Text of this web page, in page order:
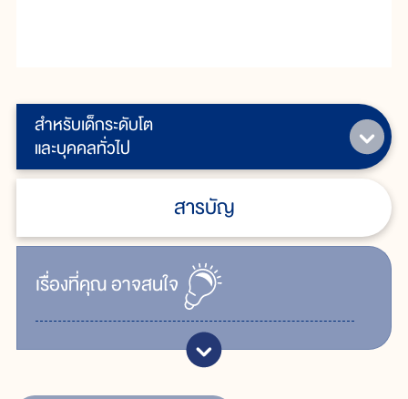
สำหรับเด็กระดับโต
และบุคคลทั่วไป
สารบัญ
เรื่ิองที่คุณอาจสนใจ